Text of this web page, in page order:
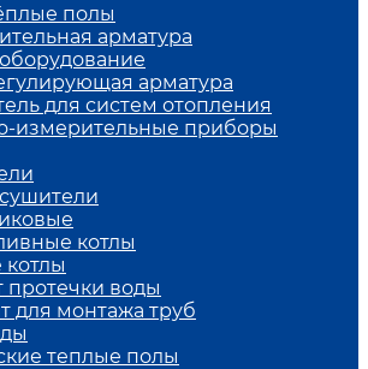
полы
арматура
арматура
для систем отопления
измерительные приборы
котлы
протечки воды
для монтажа труб
теплые полы